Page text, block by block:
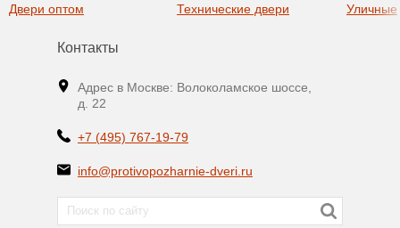
Двери оптом
Технические двери
Уличные
Контакты
Адрес в Москве: Волоколамское шоссе,
д. 22
+7 (495) 767-19-79
info@protivopozharnie-dveri.ru